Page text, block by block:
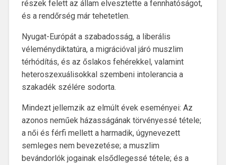
részek felett az állam elvesztette a fennhatóságot,
és a rendőrség már tehetetlen.
Nyugat-Európát a szabadosság, a liberális
véleménydiktatúra, a migrációval járó muszlim
térhódítás, és az őslakos fehérekkel, valamint
heteroszexuálisokkal szembeni intolerancia a
szakadék szélére sodorta.
Mindezt jellemzik az elmúlt évek eseményei: Az
azonos neműek házasságának törvényessé tétele;
a női és férfi mellett a harmadik, úgynevezett
semleges nem bevezetése; a muszlim
bevándorlók jogainak elsődlegessé tétele; és a